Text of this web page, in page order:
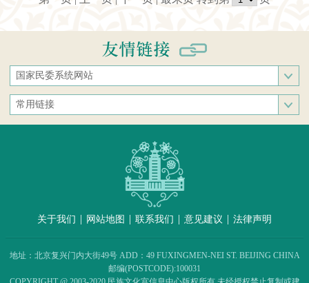
国家民委系统网站
国家民族事务委员会
中央民族大学
中央民族歌舞团
常用链接
中央统战部
关于我们 | 网站地图 | 联系我们 | 意见建议 | 法律声明
地址：北京复兴门内大街49号 ADD：49 FUXINGMEN-NEI ST. BEIJING CHINA
邮编(POSTCODE):100031